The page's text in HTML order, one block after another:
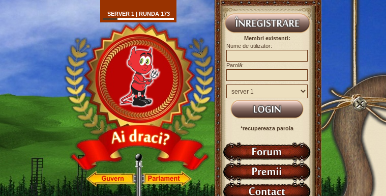
SERVER 1 | RUNDA 173
Membri existenti:
Nume de utilizator:
Parolă:
*recupereaza parola